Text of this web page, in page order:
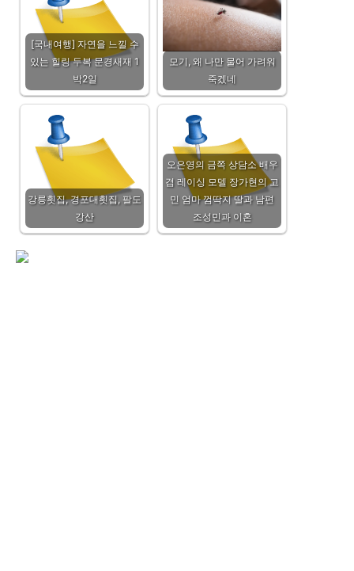
[국내여행] 자연을 느낄 수
있는 힐링 두복 문경새재 1
박2일
모기, 왜 나만 물어 가려워
죽겠네
강릉횟집, 경포대횟집, 팔도
강산
오은영의 금쪽 상담소 배우
겸 레이싱 모델 장가현의 고
민 엄마 껌딱지 딸과 남편
조성민과 이혼